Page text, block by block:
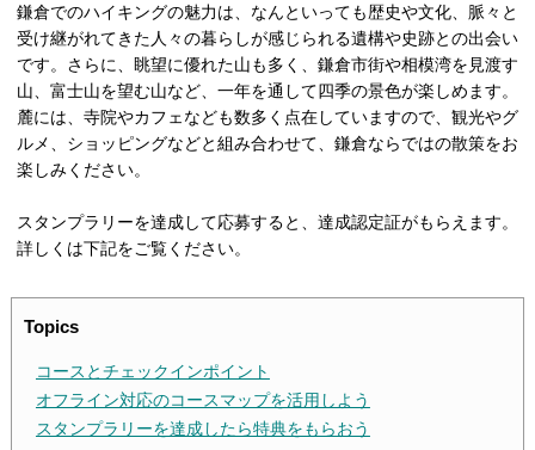
鎌倉でのハイキングの魅力は、なんといっても歴史や文化、脈々と
受け継がれてきた人々の暮らしが感じられる遺構や史跡との出会い
です。さらに、眺望に優れた山も多く、鎌倉市街や相模湾を見渡す
山、富士山を望む山など、一年を通して四季の景色が楽しめます。
麓には、寺院やカフェなども数多く点在していますので、観光やグ
ルメ、ショッピングなどと組み合わせて、鎌倉ならではの散策をお
楽しみください。
スタンプラリーを達成して応募すると、達成認定証がもらえます。
詳しくは下記をご覧ください。
Topics
コースとチェックインポイント
オフライン対応のコースマップを活用しよう
スタンプラリーを達成したら特典をもらおう